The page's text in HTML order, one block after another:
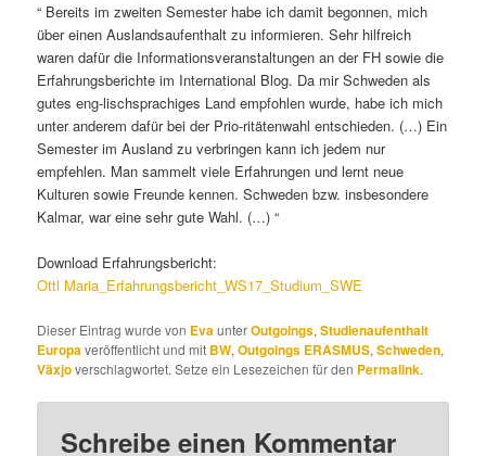
“ Bereits im zweiten Semester habe ich damit begonnen, mich
über einen Auslandsaufenthalt zu informieren. Sehr hilfreich
waren dafür die Informationsveranstaltungen an der FH sowie die
Erfahrungsberichte im International Blog. Da mir Schweden als
gutes eng-lischsprachiges Land empfohlen wurde, habe ich mich
unter anderem dafür bei der Prio-ritätenwahl entschieden. (…) Ein
Semester im Ausland zu verbringen kann ich jedem nur
empfehlen. Man sammelt viele Erfahrungen und lernt neue
Kulturen sowie Freunde kennen. Schweden bzw. insbesondere
Kalmar, war eine sehr gute Wahl. (…) “
Download Erfahrungsbericht:
Ottl Maria_Erfahrungsbericht_WS17_Studium_SWE
Dieser Eintrag wurde von Eva unterOutgoings,Studienaufenthalt
Europa veröffentlicht und mit BW,Outgoings ERASMUS,Schweden,
Växjoverschlagwortet. Setze ein Lesezeichen für den Permalink.
Schreibe einen Kommentar